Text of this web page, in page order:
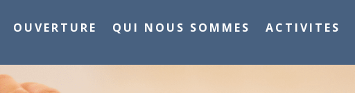
OUVERTURE QUI NOUS SOMMES ACTIVITES